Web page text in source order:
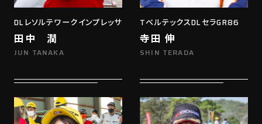
DLレソルテワークインプレッサ
田中 潤
JUN TANAKA
TベルテックスDLセラGR86
寺田 伸
SHIN TERADA